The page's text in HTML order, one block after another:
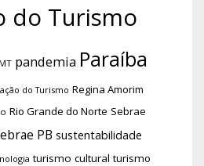
do Turismo
pandemia Paraíba
do Turismo Regina Amorim
Rio Grande do Norte Sebrae
PB sustentabilidade
turismo cultural turismo